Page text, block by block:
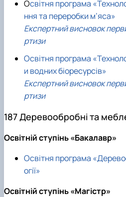
Освітня програма
ння та переробки м’яса»
Експертний висновок
ртизи
Освітня програма
и водних біоресурсів»
Експертний висновок
ртизи
187 Деревообробні та
Освітній ступінь «Бакалавр»
Освітня програма
огії»
Освітній ступінь «Магістр»